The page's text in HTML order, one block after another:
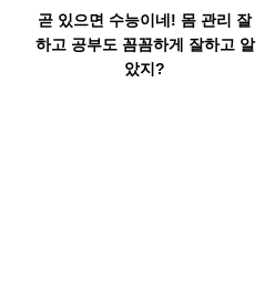
곧 있으면 수능이네! 몸 관리 잘
하고 공부도 꼼꼼하게 잘하고 알
았지?